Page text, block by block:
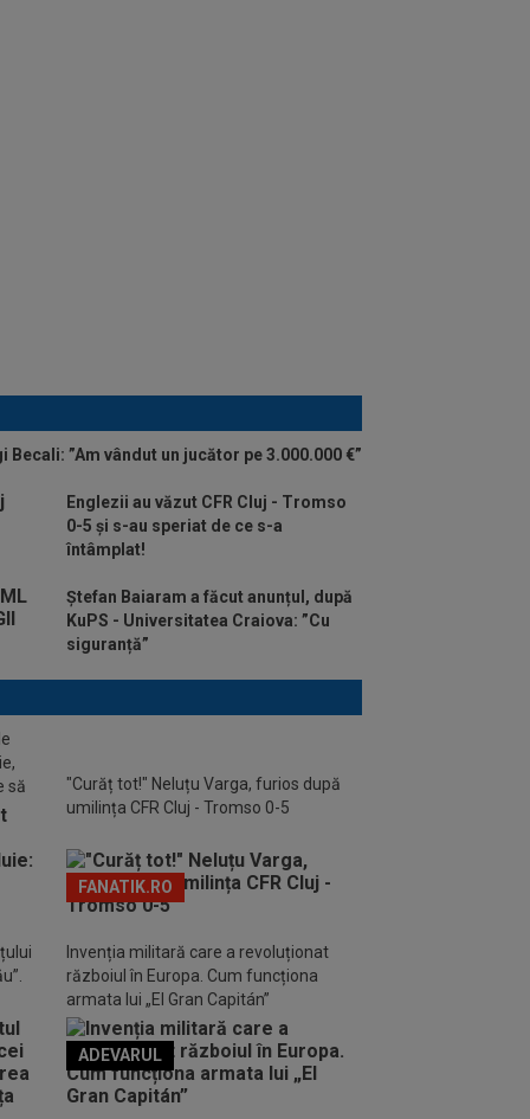
Becali: ”Am vândut un jucător pe 3.000.000 €”
Englezii au văzut CFR Cluj - Tromso
0-5 și s-au speriat de ce s-a
întâmplat!
Ștefan Baiaram a făcut anunțul, după
KuPS - Universitatea Craiova: ”Cu
siguranță”
să
"Curăț tot!" Neluțu Varga, furios după
umilința CFR Cluj - Tromso 0-5
FANATIK.RO
Invenția militară care a revoluționat
războiul în Europa. Cum funcționa
armata lui „El Gran Capitán”
ADEVARUL